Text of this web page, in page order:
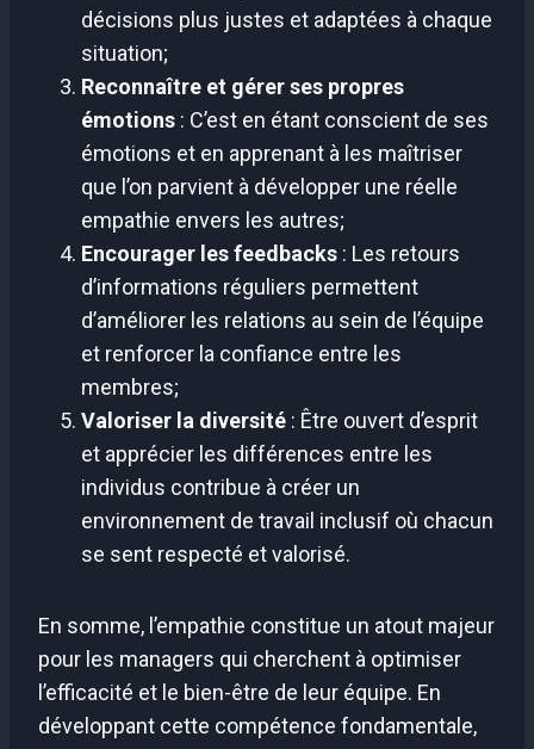
décisions plus justes et adaptées à chaque
situation;
Reconnaître et gérer ses propres
émotions : C’est en étant conscient de ses
émotions et en apprenant à les maîtriser
que l’on parvient à développer une réelle
empathie envers les autres;
Encourager les feedbacks : Les retours
d’informations réguliers permettent
d’améliorer les relations au sein de l’équipe
et renforcer la confiance entre les
membres;
Valoriser la diversité : Être ouvert d’esprit
et apprécier les différences entre les
individus contribue à créer un
environnement de travail inclusif où chacun
se sent respecté et valorisé.
En somme, l’empathie constitue un atout majeur
pour les managers qui cherchent à optimiser
l’efficacité et le bien-être de leur équipe. En
développant cette compétence fondamentale,